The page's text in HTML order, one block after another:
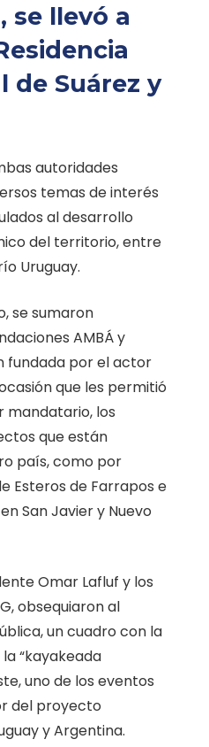
se llevó a
de Suárez y
autoridades
temas de interés
al desarrollo
del territorio, entre
Uruguay.
se sumaron
AMBÁ y
fundada por el actor
que les permitió
los
que están
país, como por
Esteros de Farrapos e
San Javier y Nuevo
Omar Lafluf y los
obsequiaron al
un cuadro con la
“kayakeada
uno de los eventos
del proyecto
y Argentina.